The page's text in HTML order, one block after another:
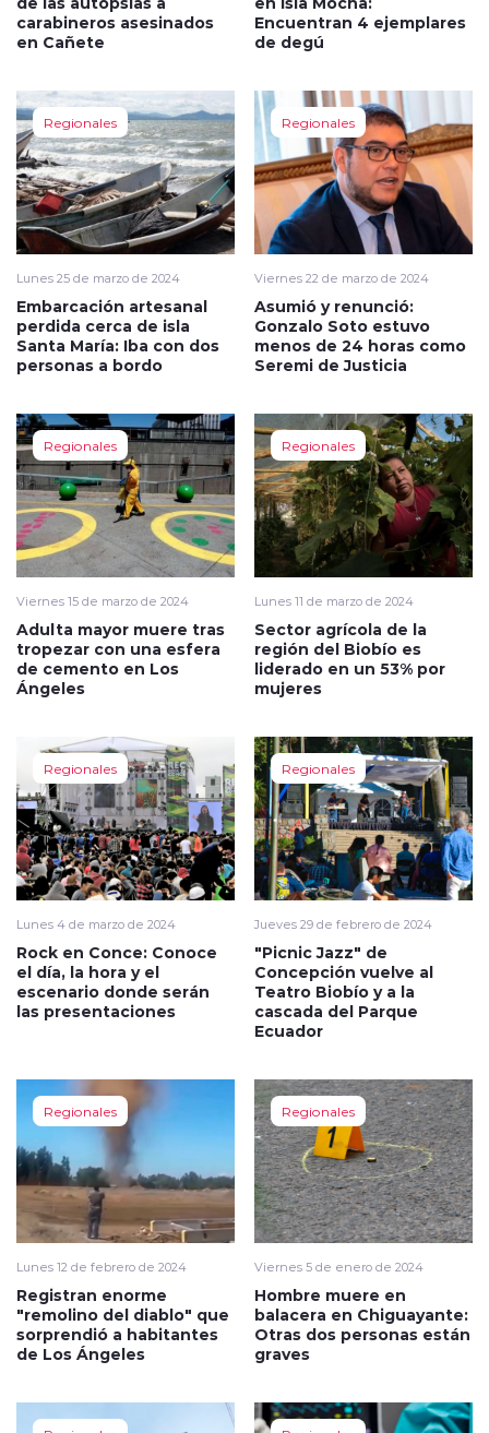
carabineros asesinados
en Cañete
Encuentran 4 ejemplares
de degú
Regionales
Lunes 25 de marzo de 2024
Embarcación artesanal
perdida cerca de isla
Santa María: Iba con dos
personas a bordo
Regionales
Viernes 22 de marzo de 2024
Asumió y renunció:
Gonzalo Soto estuvo
menos de 24 horas como
Seremi de Justicia
Regionales
Viernes 15 de marzo de 2024
Adulta mayor muere tras
tropezar con una esfera
de cemento en Los
Ángeles
Regionales
Lunes 11 de marzo de 2024
Sector agrícola de la
región del Biobío es
liderado en un 53% por
mujeres
Regionales
Lunes 4 de marzo de 2024
Rock en Conce: Conoce
el día, la hora y el
escenario donde serán
las presentaciones
Regionales
Jueves 29 de febrero de 2024
"Picnic Jazz" de
Concepción vuelve al
Teatro Biobío y a la
cascada del Parque
Ecuador
Regionales
Lunes 12 de febrero de 2024
Registran enorme
"remolino del diablo" que
sorprendió a habitantes
de Los Ángeles
Regionales
Viernes 5 de enero de 2024
Hombre muere en
balacera en Chiguayante:
Otras dos personas están
graves